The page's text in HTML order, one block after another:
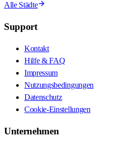
Alle Städte
Support
Kontakt
Hilfe & FAQ
Impressum
Nutzungsbedingungen
Datenschutz
Cookie-Einstellungen
Unternehmen